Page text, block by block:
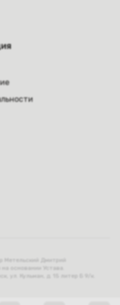
Метельский Дмитрий
основании Устава.
ул. Кульман, д. 15 литер Б 9/к.